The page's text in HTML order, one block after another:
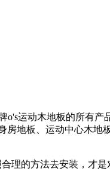
o's运动木地板的所有产
房地板、运动中心木地
理的方法去安装，才是